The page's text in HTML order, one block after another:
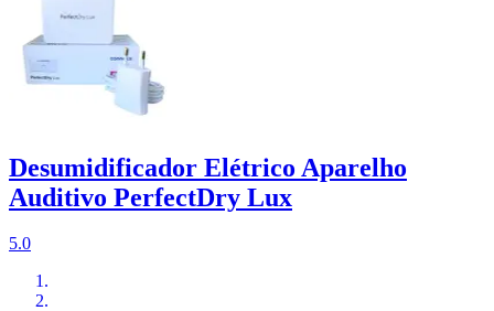
Desumidificador Elétrico Aparelho
Auditivo PerfectDry Lux
5.0